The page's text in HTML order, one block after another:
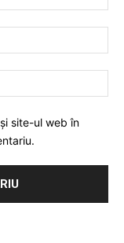
site-ul web în